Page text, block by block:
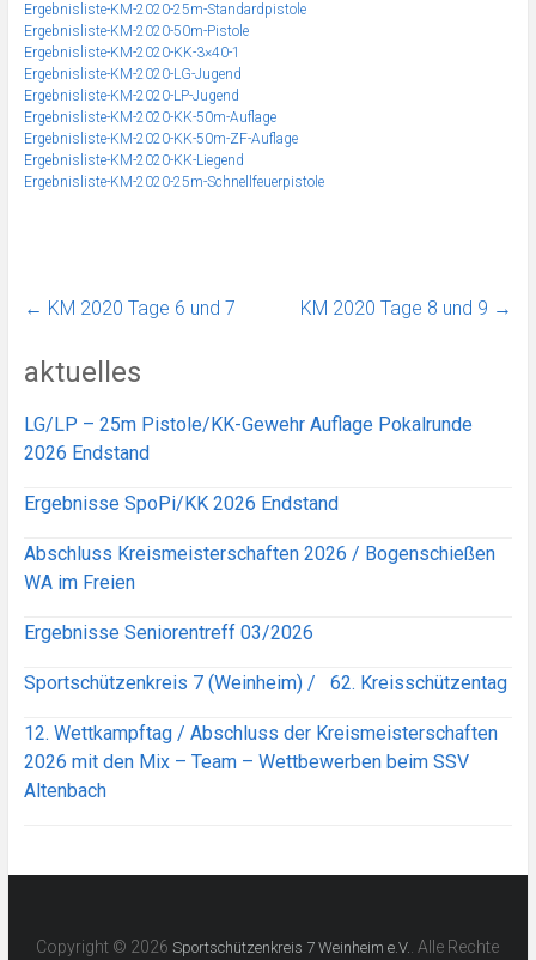
Ergebnisliste-KM-2020-25m-Standardpistole
Ergebnisliste-KM-2020-50m-Pistole
Ergebnisliste-KM-2020-KK-3×40-1
Ergebnisliste-KM-2020-LG-Jugend
Ergebnisliste-KM-2020-LP-Jugend
Ergebnisliste-KM-2020-KK-50m-Auflage
Ergebnisliste-KM-2020-KK-50m-ZF-Auflage
Ergebnisliste-KM-2020-KK-Liegend
Ergebnisliste-KM-2020-25m-Schnellfeuerpistole
← KM 2020 Tage 6 und 7 KM 2020 Tage 8 und 9 →
aktuelles
LG/LP – 25m Pistole/KK-Gewehr Auflage Pokalrunde
2026 Endstand
Ergebnisse SpoPi/KK 2026 Endstand
Abschluss Kreismeisterschaften 2026 / Bogenschießen
WA im Freien
Ergebnisse Seniorentreff 03/2026
Sportschützenkreis 7 (Weinheim) / 62. Kreisschützentag
12. Wettkampftag / Abschluss der Kreismeisterschaften
2026 mit den Mix – Team – Wettbewerben beim SSV
Altenbach
Copyright © 2026Sportschützenkreis 7 Weinheim e.V. . Alle Rechte